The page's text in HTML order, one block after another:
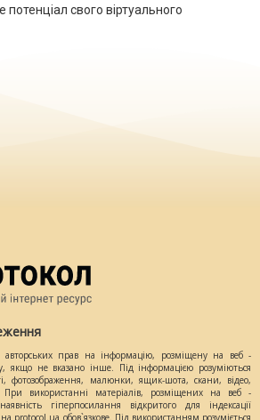
потенціал свого віртуального
авторських прав на інформацію, розміщену на веб -
якщо не вказано інше. Під інформацією розуміються
фотозображення, малюнки, ящик-шота, скани, відео,
При використанні матеріалів, розміщених на веб -
гіперпосилання відкритого для індексації
protocol.ua обов`язкове. Під використанням розуміється